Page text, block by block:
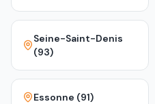
Seine-Saint-Denis
(93)
Essonne (91)